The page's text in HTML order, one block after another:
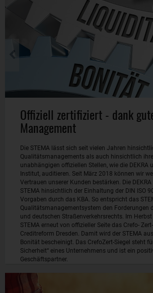
Offiziell zertifiziert - dank
Management
Die STEMA lässt sich seit vielen Jahren
Qualitätsmanagements als auch hinsichtlich
unabhängigen offiziellen Stellen, wie die DEKRA
Institut, auditieren. Seit März 2018 können wir
Vertrauen unserer Kunden bestärken. Die
STEMA hinsichtlich der Einhaltung der DIN ISO
Vorgaben durch das KBA. So entspricht das
Qualitätsmanagementsystem den Forderungen
und deutschen Straßenverkehrsrechts. Im
STEMA erneut von offizieller Seite das Crefo-
Creditreform Dresden. Damit wird der STEMA
Bonität bescheinigt. Das CrefoZert-Siegel steht
Sicherheit“ eines Unternehmens und ist ein
Geschäftspartner.